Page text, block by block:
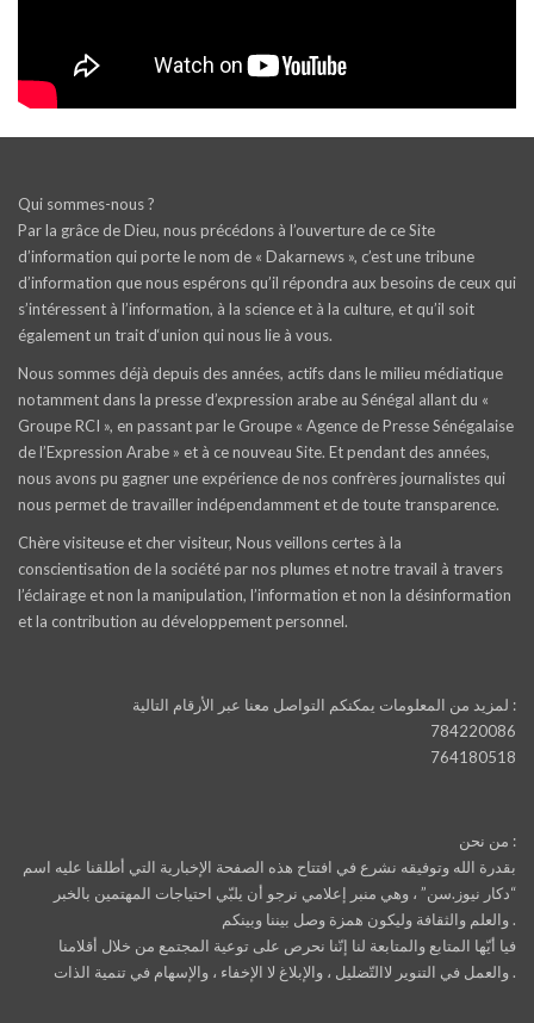
Qui sommes-nous ?
Par la grâce de Dieu, nous précédons à l’ouverture de ce Site
d’information qui porte le nom de « Dakarnews », c’est une tribune
d’information que nous espérons qu’il répondra aux besoins de ceux qui
s’intéressent à l’information, à la science et à la culture, et qu’il soit
également un trait d‘union qui nous lie à vous.
Nous sommes déjà depuis des années, actifs dans le milieu médiatique
notamment dans la presse d’expression arabe au Sénégal allant du «
Groupe RCI », en passant par le Groupe « Agence de Presse Sénégalaise
de l’Expression Arabe » et à ce nouveau Site. Et pendant des années,
nous avons pu gagner une expérience de nos confrères journalistes qui
nous permet de travailler indépendamment et de toute transparence.
Chère visiteuse et cher visiteur, Nous veillons certes à la
conscientisation de la société par nos plumes et notre travail à travers
l’éclairage et non la manipulation, l’information et non la désinformation
et la contribution au développement personnel.
لمزيد من المعلومات يمكنكم التواصل معنا عبر الأرقام التالية :
784220086
764180518
من نحن :
بقدرة الله وتوفيقه نشرع في افتتاح هذه الصفحة الإخبارية التي أطلقنا عليه اسم
“دكار نيوز.سن” ، وهي منبر إعلامي نرجو أن يلبّي احتياجات المهتمين بالخبر
والعلم والثقافة وليكون همزة وصل بيننا وبينكم .
فيا أيّها المتابع والمتابعة لنا إنّنا نحرص على توعية المجتمع من خلال أقلامنا
والعمل في التنوير لاالتّضليل ، والإبلاغ لا الإخفاء ، والإسهام في تنمية الذات .